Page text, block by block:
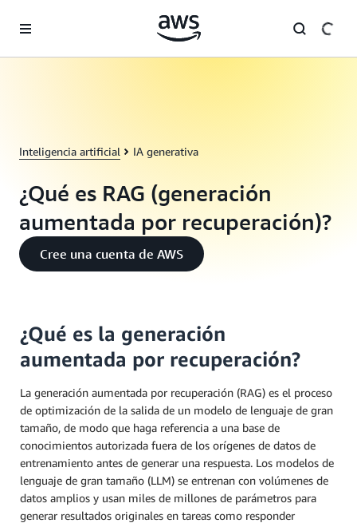
Inteligencia artificial IA generativa
¿Qué es RAG (generación
aumentada por recuperación)?
Cree una cuenta de AWS
¿Qué es la generación
aumentada por recuperación?
La generación aumentada por recuperación (RAG) es el proceso
de optimización de la salida de un modelo de lenguaje de gran
tamaño, de modo que haga referencia a una base de
conocimientos autorizada fuera de los orígenes de datos de
entrenamiento antes de generar una respuesta. Los modelos de
lenguaje de gran tamaño (LLM) se entrenan con volúmenes de
datos amplios y usan miles de millones de parámetros para
generar resultados originales en tareas como responder